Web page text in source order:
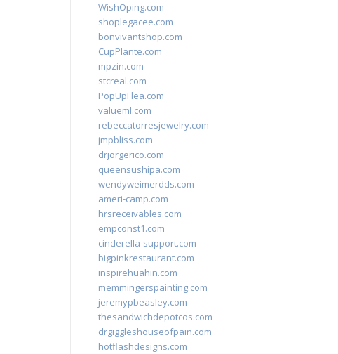
WishOping.com
shoplegacee.com
bonvivantshop.com
CupPlante.com
mpzin.com
stcreal.com
PopUpFlea.com
valueml.com
rebeccatorresjewelry.com
jmpbliss.com
drjorgerico.com
queensushipa.com
wendyweimerdds.com
ameri-camp.com
hrsreceivables.com
empconst1.com
cinderella-support.com
bigpinkrestaurant.com
inspirehuahin.com
memmingerspainting.com
jeremypbeasley.com
thesandwichdepotcos.com
drgiggleshouseofpain.com
hotflashdesigns.com